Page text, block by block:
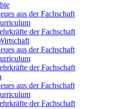
aus der Fachschaft
der Fachschaft
aus der Fachschaft
der Fachschaft
aus der Fachschaft
der Fachschaft